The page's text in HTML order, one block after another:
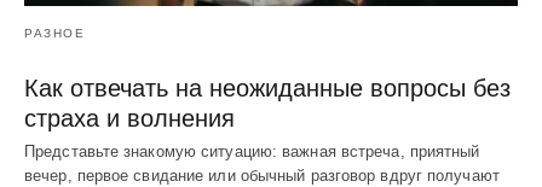
РАЗНОЕ
Как отвечать на неожиданные вопросы без
страха и волнения
Представьте знакомую ситуацию: важная встреча, приятный
вечер, первое свидание или обычный разговор вдруг получают